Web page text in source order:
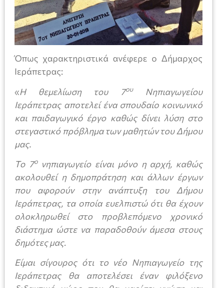
Όπως χαρακτηριστικά ανέφερε ο Δήμαρχος
Ιεράπετρας:
«Η θεμελίωση του 7ουΝηπιαγωγείου
Ιεράπετρας αποτελεί ένα σπουδαίο κοινωνικό
και παιδαγωγικό έργο καθώς δίνει λύση στο
στεγαστικό πρόβλημα των μαθητών του Δήμου
μας.
Το 7ονηπιαγωγείο είναι μόνο η αρχή, καθώς
ακολουθεί η δημοπράτηση και άλλων έργων
που αφορούν στην ανάπτυξη του Δήμου
Ιεράπετρας, τα οποία ευελπιστώ ότι θα έχουν
ολοκληρωθεί στο προβλεπόμενο χρονικό
διάστημα ώστε να παραδοθούν άμεσα στους
δημότες μας.
Είμαι σίγουρος ότι το νέο Νηπιαγωγείο της
Ιεράπετρας θα αποτελέσει έναν φιλόξενο